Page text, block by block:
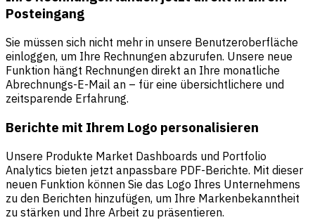
Posteingang
Sie müssen sich nicht mehr in unsere Benutzeroberfläche
einloggen, um Ihre Rechnungen abzurufen. Unsere neue
Funktion hängt Rechnungen direkt an Ihre monatliche
Abrechnungs-E-Mail an – für eine übersichtlichere und
zeitsparende Erfahrung.
Berichte mit Ihrem Logo personalisieren
Unsere Produkte Market Dashboards und Portfolio
Analytics bieten jetzt anpassbare PDF-Berichte. Mit dieser
neuen Funktion können Sie das Logo Ihres Unternehmens
zu den Berichten hinzufügen, um Ihre Markenbekanntheit
zu stärken und Ihre Arbeit zu präsentieren.